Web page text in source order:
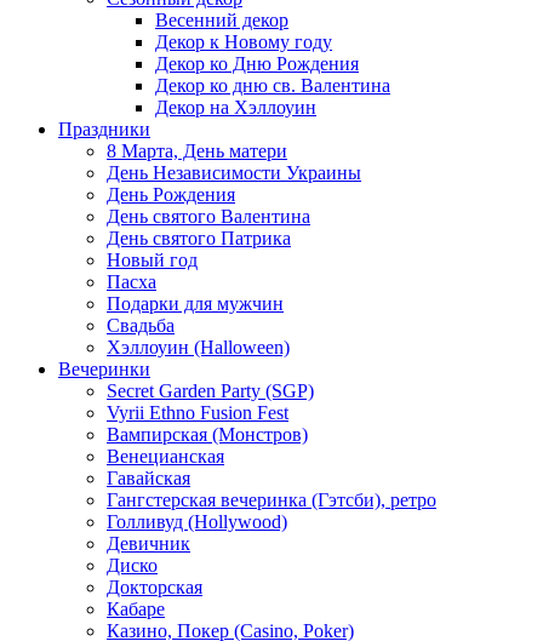
Весенний декор
Декор к Новому году
Декор ко Дню Рождения
Декор ко дню св. Валентина
Декор на Хэллоуин
Праздники
8 Марта, День матери
День Независимости Украины
День Рождения
День святого Валентина
День святого Патрика
Новый год
Пасха
Подарки для мужчин
Свадьба
Хэллоуин (Halloween)
Вечеринки
Secret Garden Party (SGP)
Vyrii Ethno Fusion Fest
Вампирская (Монстров)
Венецианская
Гавайская
Гангстерская вечеринка (Гэтсби), ретро
Голливуд (Hollywood)
Девичник
Диско
Докторская
Кабаре
Казино, Покер (Casino, Poker)